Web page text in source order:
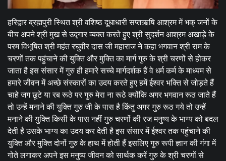
हरिद्वार ब्रह्मपुरी स्थित श्री वशिष्ठ दूधाधारी सप्तऋषि आश्रम में भक् जनों के
बीच अपने श्री मुख से उद्गार व्यक्त करते हुए श्री सुदर्शन आश्रम अखाड़े के
परम विभूषित श्री महंत रघुवीर दास जी महाराज ने कहा भगवान श्री राम के
चरणों तक पहुंचाने की युक्ति और मुक्ति का मार्ग गुरु के श्री चरणों से होकर
जाता है इस संसार में गुरु ही हमारे सच्चे मार्गदर्शक हैं वे धर्म कर्म के माध्यम से
हमारे जीवन में अच्छे संस्कारों का उदय करते हुए हमें ईश्वर भक्ति से जोड़ते हैं
चाहे जग छूटे या रब रूठे पर गुरु मेरा ना रूठे क्योंकि अगर भगवान रूठ जाते हैं
तो उन्हें मनाने की युक्ति गुरु जी के पास है किंतु अगर गुरु रूठ गये तो उन्हें
मनाने की युक्ति किसी के पास नहीं गुरु चरणों की रज मनुष्य के भाग्य को बदल
देती है उसके भाग्य का उदय कर देती है इस संसार में ईश्वर तक पहुंचाने की
युक्ति और मुक्ति दोनों गुरु के हाथ में होती हैं इसलिए गुरु रूपी ज्ञान की गंगा में
गोते लगाकर अपने इस मनुष्य जीवन को सार्थक करें गुरु के श्री चरणों से